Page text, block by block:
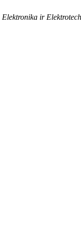
Elektronika ir